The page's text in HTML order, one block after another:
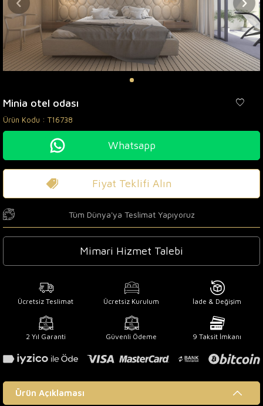
Minia otel odası
Ürün Kodu : T16738
Whatsapp
Fiyat Teklifi Alın
Tüm Dünya'ya Teslimat Yapıyoruz
Mimari Hizmet Talebi
Ücretsiz Teslimat Ücretsiz Kurulum İade & Değişim
2 Yıl Garanti Güvenli Ödeme 9 Taksit İmkanı
Ürün Açıklaması